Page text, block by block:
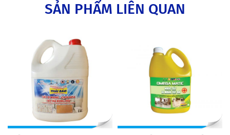
SẢN PHẨM LIÊN QUAN